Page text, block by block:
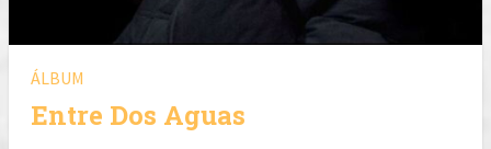
ÁLBUM
Entre Dos Aguas